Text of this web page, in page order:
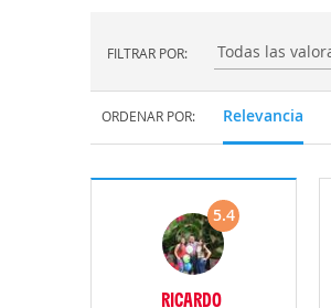
FILTRAR POR: Filtrar por:
ORDENAR POR: Relevancia
5.4
RICARDO